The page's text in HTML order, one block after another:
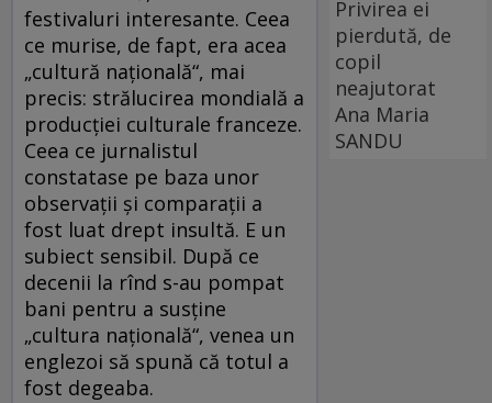
festivaluri interesante. Ceea
ce murise, de fapt, era acea
„cultură naţională“, mai
precis: strălucirea mondială a
producţiei culturale franceze.
Ceea ce jurnalistul
constatase pe baza unor
observaţii şi comparaţii a
fost luat drept insultă. E un
subiect sensibil. După ce
decenii la rînd s-au pompat
bani pentru a susţine
„cultura naţională“, venea un
englezoi să spună că totul a
fost degeaba.
Privirea ei
pierdută, de
copil
neajutorat
Ana Maria
SANDU